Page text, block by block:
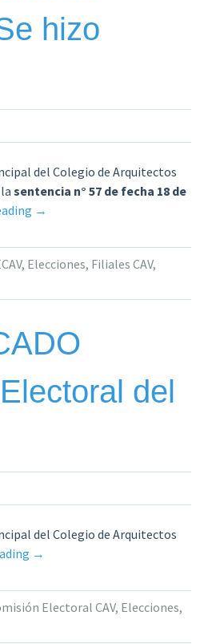
hizo
del Colegio de Arquitectos
sentencia n° 57 de fecha 18 de
«COMUNICADO.
cuales
Filiales
hizo
→
, Elecciones, Filiales CAV,
del
del Colegio de Arquitectos
«COMUNICADO
Electoral
del
→
Electoral CAV, Elecciones,